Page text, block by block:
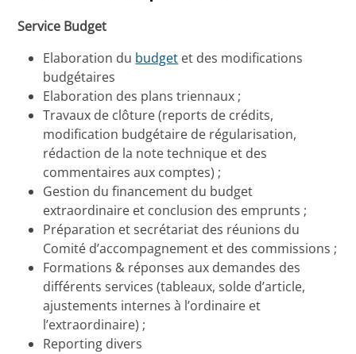
Service Budget
Elaboration du budget et des modifications
budgétaires
Elaboration des plans triennaux ;
Travaux de clôture (reports de crédits,
modification budgétaire de régularisation,
rédaction de la note technique et des
commentaires aux comptes) ;
Gestion du financement du budget
extraordinaire et conclusion des emprunts ;
Préparation et secrétariat des réunions du
Comité d’accompagnement et des commissions ;
Formations & réponses aux demandes des
différents services (tableaux, solde d’article,
ajustements internes à l’ordinaire et
l’extraordinaire) ;
Reporting divers